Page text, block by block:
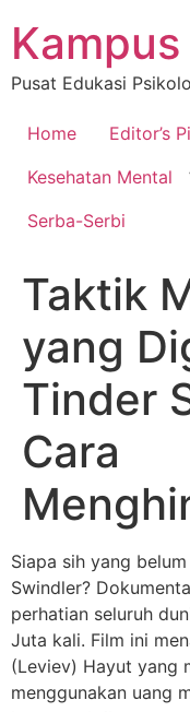
content
Pusat Edukasi
Home Editor’s
Kesehatan Mental
Serba-Serbi
Taktik
yang
Tinder
Cara
Siapa sih yang
Swindler?
perhatian seluruh
Juta kali. Film ini
(Leviev) Hayut yang
menggunakan uang